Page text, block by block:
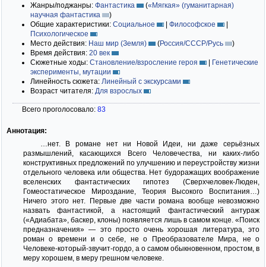
Жанры/поджанры: Фантастика («Мягкая» (гуманитарная)
научная фантастика
)
Общие характеристики: Социальное | Философское
|
Психологическое
Место действия: Наш мир (Земля) (Россия/СССР/Русь
)
Время действия: 20 век
Сюжетные ходы: Становление/взросление героя | Генетические
эксперименты, мутации
Линейность сюжета: Линейный с экскурсами
Возраст читателя: Для взрослых
Всего проголосовало: 83
Аннотация:
…нет. В романе нет ни Новой Идеи, ни даже серьёзных
размышлений, касающихся Всего Человечества, ни каких-либо
конструктивных предложений по улучшению и переустройству жизни
отдельного человека или общества. Нет будоражащих воображение
вселенских фантастических гипотез (Сверхчеловек-Люден,
Гомеостатическое Мироздание, Теория Высокого Воспитания…)
Ничего этого нет. Первые две части романа вообще невозможно
назвать фантастикой, а настоящий фантастический антураж
(«Адиабата», баскер, клоны) появляется лишь в самом конце. «Поиск
предназначения» — это просто очень хорошая литература, это
роман о времени и о себе, не о Преобразователе Мира, не о
Человеке-который-звучит-гордо, а о самом обыкновенном, простом, в
меру хорошем, в меру грешном человеке.